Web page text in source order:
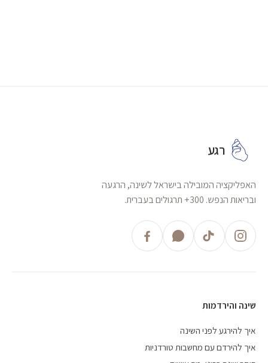
רגע
האפליקציה המובילה בישראל לשינה, הרגעה
ובריאות הנפש. 300+ תרגולים בעברית.
שינה והירדמות
איך להירגע לפני השינה
איך להירדם עם מחשבות טורדניות